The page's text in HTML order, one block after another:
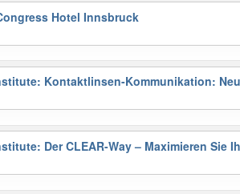
Hotel Innsbruck
Kontaktlinsen-Kommunikation:
Der CLEAR-Way – Maximieren Sie